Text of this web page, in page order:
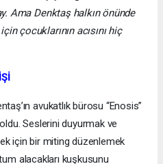
Ama Denktaş halkın önünde
çocuklarının acısını hiç
avukatlık bürosu “Enosis”
Seslerini duyurmak ve
için bir miting düzenlemek
alacakları kuşkusunu